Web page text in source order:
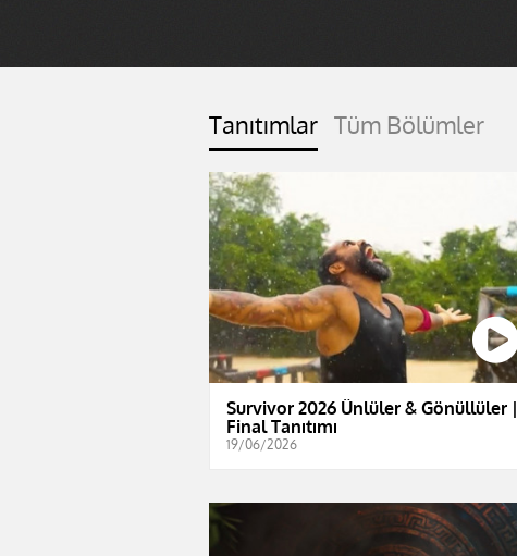
Tanıtımlar Tüm Bölümler
Survivor 2026 Ünlüler & Gönüllüler |
Final Tanıtımı
19/06/2026